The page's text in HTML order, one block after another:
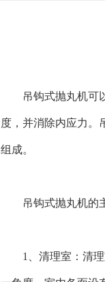
吊钩式抛丸机可以
度，并消除内应力。
组成。
吊钩式抛丸机的
1、清理室：清